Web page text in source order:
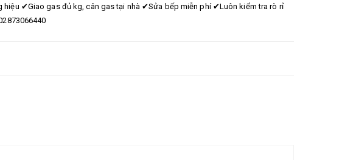
✔Giao gas đủ kg, cân gas tại nhà ✔Sửa bếp miễn phí ✔Luôn kiểm tra rò rỉ